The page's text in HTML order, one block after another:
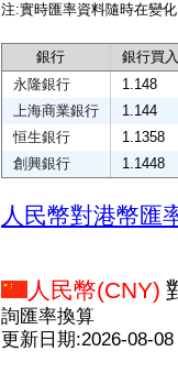
注:實時匯率資料隨時在變
銀行
銀行買
永隆銀行
1.148
上海商業銀行
1.144
恒生銀行
1.1358
創興銀行
1.1448
人民幣對港幣匯
人民幣(CNY)
詢匯率換算
更新日期:2026-08-